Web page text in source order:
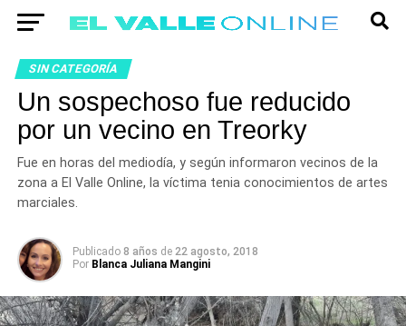
SIN CATEGORÍA
Un sospechoso fue reducido
por un vecino en Treorky
Fue en horas del mediodía, y según informaron vecinos de la
zona a El Valle Online, la víctima tenia conocimientos de artes
marciales.
Publicado 8 años de 22 agosto, 2018
Por Blanca Juliana Mangini